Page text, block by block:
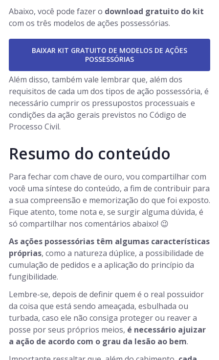
Abaixo, você pode fazer o download gratuito do kit
com os três modelos de ações possessórias.
BAIXAR KIT GRATUITO DE MODELOS DE AÇÕES
POSSESSÓRIAS
Além disso, também vale lembrar que, além dos
requisitos de cada um dos tipos de ação possessória, é
necessário cumprir os pressupostos processuais e
condições da ação gerais previstos no Código de
Processo Civil.
Resumo do conteúdo
Para fechar com chave de ouro, vou compartilhar com
você uma síntese do conteúdo, a fim de contribuir para
a sua compreensão e memorização do que foi exposto.
Fique atento, tome nota e, se surgir alguma dúvida, é
só compartilhar nos comentários abaixo! 😉
As ações possessórias têm algumas características
próprias, como a natureza dúplice, a possibilidade de
cumulação de pedidos e a aplicação do princípio da
fungibilidade.
Lembre-se, depois de definir quem é o real possuidor
da coisa que está sendo ameaçada, esbulhada ou
turbada, caso ele não consiga proteger ou reaver a
posse por seus próprios meios, é necessário ajuizar
a ação de acordo com o grau da lesão ao bem.